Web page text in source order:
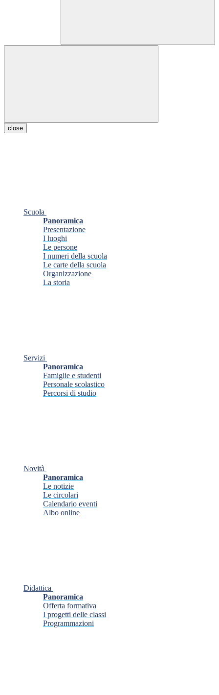
close
Scuola
Panoramica
Presentazione
I luoghi
Le persone
I numeri della scuola
Le carte della scuola
Organizzazione
La storia
Servizi
Panoramica
Famiglie e studenti
Personale scolastico
Percorsi di studio
Novità
Panoramica
Le notizie
Le circolari
Calendario eventi
Albo online
Didattica
Panoramica
Offerta formativa
I progetti delle classi
Programmazioni